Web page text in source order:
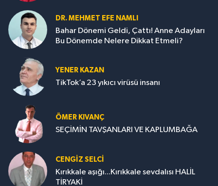
DR. MEHMET EFE NAMLI
Bahar Dönemi Geldi, Çattı! Anne Adayları
Bu Dönemde Nelere Dikkat Etmeli?
YENER KAZAN
TikTok’a 23 yıkıcı virüsü insanı
ÖMER KIVANÇ
SEÇİMİN TAVŞANLARI VE KAPLUMBAĞA
CENGİZ SELCİ
Kırıkkale aşığı...Kırıkkale sevdalısı HALİL
TİRYAKİ